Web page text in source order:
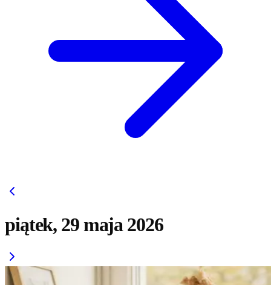
piątek, 29 maja 2026